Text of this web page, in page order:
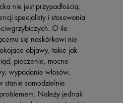
nie jest przypadłością,
specjalisty i stosowania
O ile
się naskórkowi nie
objawy, takie jak
pieczenie, mocne
wypadanie włosów,
stanie samodzielnie
Należy jednak